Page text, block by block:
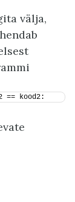
välja,
== kood2: